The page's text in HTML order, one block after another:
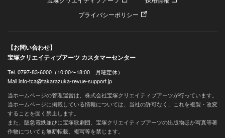
プライバシーポリシー
【お問い合わせ】
宝塚クリエイティブアーツ カスタマーセンター
Tel. 0797-83-6000（10:00〜18:00 月曜定休）
Mail info-tca@takarazuka-revue-support.jp
当ホームページの管理運営は、株式会社宝塚クリエイティブアーツが行っています。
当ホームページに掲載している情報については、当社の許可なく、これを複製・改変
することを固く禁止します。
また、阪急電鉄並びに宝塚歌劇団、宝塚クリエイティブアーツの出版物ほか写真等著
作物についても無断転載、複写等を禁じます。